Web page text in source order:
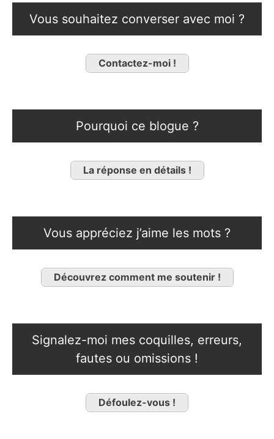
Vous souhaitez converser avec moi ?
Contactez-moi !
Pourquoi ce blogue ?
La réponse en détails !
Vous appréciez j’aime les mots ?
Découvrez comment me soutenir !
Signalez-moi mes coquilles, erreurs,
fautes ou omissions !
Défoulez-vous !